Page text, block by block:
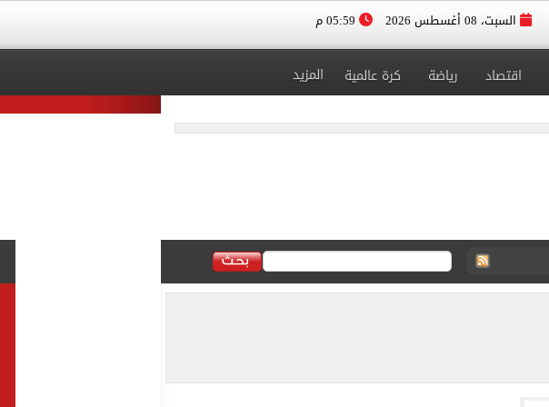
السبت، 08 أغسطس 2026
اقتصاد رياضة كرة عالمية المزيد